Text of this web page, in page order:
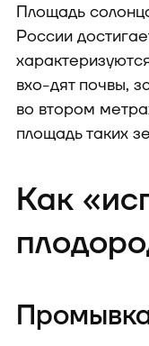
Площадь
России
вхо-дят почвы,
во втором
площадь таких
Как